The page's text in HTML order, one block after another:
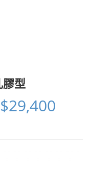
型
29,400